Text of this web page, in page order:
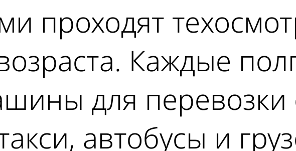
проходят
Каждые
для
автобусы и